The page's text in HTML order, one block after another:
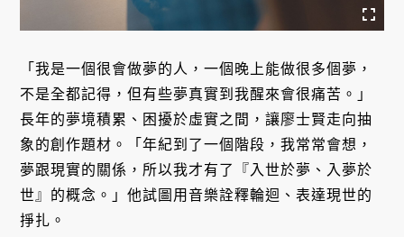
「我是一個很會做夢的人，一個晚上能做很多個夢，
不是全都記得，但有些夢真實到我醒來會很痛苦。」
長年的夢境積累、困擾於虛實之間，讓廖士賢走向抽
象的創作題材。「年紀到了一個階段，我常常會想，
夢跟現實的關係，所以我才有了『入世於夢、入夢於
世』的概念。」他試圖用音樂詮釋輪迴、表達現世的
掙扎。